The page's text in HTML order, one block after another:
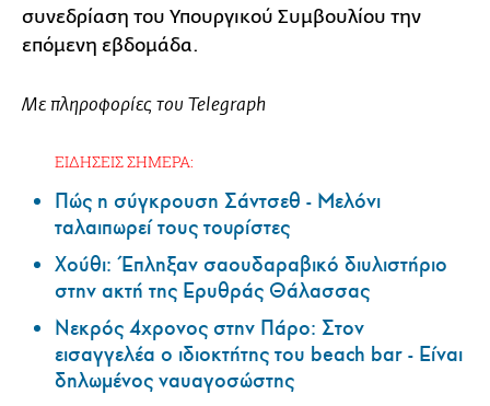
συνεδρίαση του Υπουργικού Συμβουλίου την
επόμενη εβδομάδα.
Με πληροφορίες του Telegraph
ΕΙΔΗΣΕΙΣ ΣΗΜΕΡΑ:
Πώς η σύγκρουση Σάντσεθ - Μελόνι
ταλαιπωρεί τους τουρίστες
Χούθι: Έπληξαν σαουδαραβικό διυλιστήριο
στην ακτή της Ερυθράς Θάλασσας
Νεκρός 4χρονος στην Πάρο: Στον
εισαγγελέα ο ιδιοκτήτης του beach bar - Είναι
δηλωμένος ναυαγοσώστης